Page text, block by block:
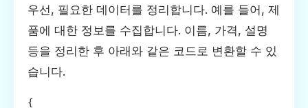
우선, 필요한 데이터를 정리합니다. 예를 들어, 제
품에 대한 정보를 수집합니다. 이름, 가격, 설명
등을 정리한 후 아래와 같은 코드로 변환할 수 있
습니다.
{